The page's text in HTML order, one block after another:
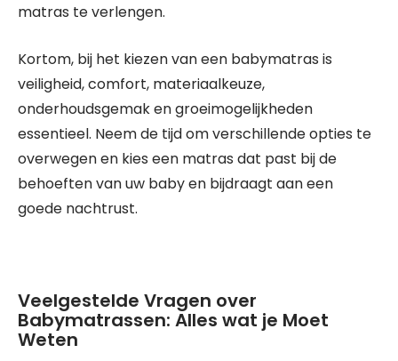
matras te verlengen.
Kortom, bij het kiezen van een babymatras is
veiligheid, comfort, materiaalkeuze,
onderhoudsgemak en groeimogelijkheden
essentieel. Neem de tijd om verschillende opties te
overwegen en kies een matras dat past bij de
behoeften van uw baby en bijdraagt aan een
goede nachtrust.
Veelgestelde Vragen over
Babymatrassen: Alles wat je Moet
Weten